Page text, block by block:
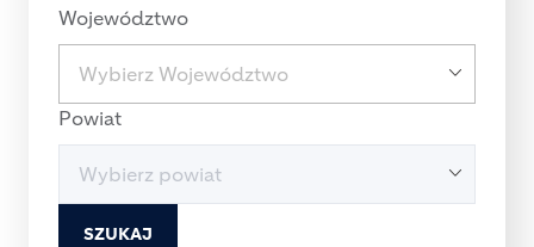
Województwo
Powiat
SZUKAJ